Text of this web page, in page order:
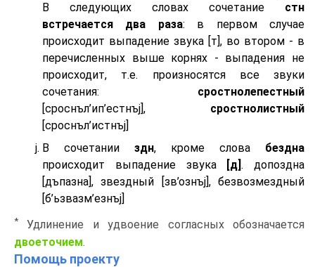
В следующих словах сочетание стн
встречается два раза: в первом случае
происходит выпадение звука [т], во втором - в
перечисленных выше корнях - выпадения не
происходит, т.е. произносятся все звуки
сочетания: сростнолепестный
[сроснъл’ип’естнъj], сростнолистный
[сроснъл’истнъj]
В сочетании здн, кроме слова бездна
происходит выпадение звука
[д]. допоздна
[дъпазна], звездный [зв’ознъj], безвозмездный
[б’ьзвазм’езнъj]
*
Удлинение и удвоение согласных обозначается
двоеточием.
Помощь проекту